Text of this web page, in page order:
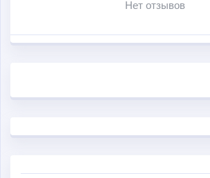
высокий клиренс в 320 мм; независимая
амортизаторами.
Нет отзывов